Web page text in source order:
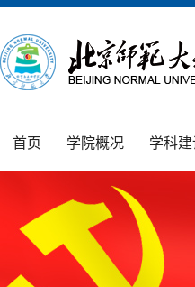
首页 学院概况 学科